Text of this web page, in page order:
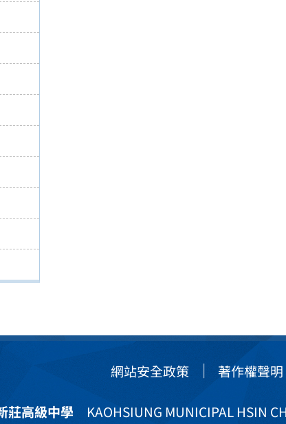
網站安全政策 著作權聲明
莊高級中學KAOHSIUNG MUNICIPAL HSIN